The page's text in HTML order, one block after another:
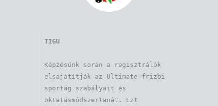
TIGU
Képzésünk során a regisztrálók
elsajátítják az Ultimate frizbi
sportág szabályait és
oktatásmódszertanát. Ezt